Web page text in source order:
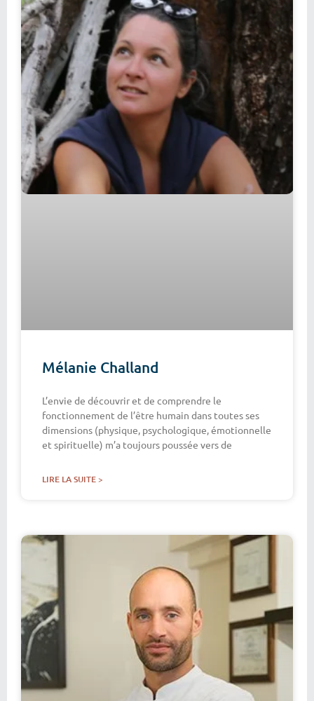
Mélanie Challand
L’envie de découvrir et de comprendre le
fonctionnement de l’être humain dans toutes ses
dimensions (physique, psychologique, émotionnelle
et spirituelle) m’a toujours poussée vers de
LIRE LA SUITE >